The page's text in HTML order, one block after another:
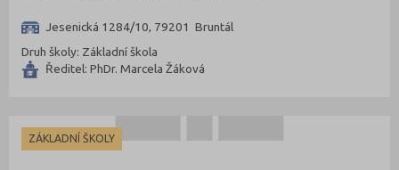
Jesenická 1284/10, 79201 Bruntál
Druh školy: Základní škola
Ředitel: PhDr. Marcela Žáková
ZÁKLADNÍ ŠKOLY